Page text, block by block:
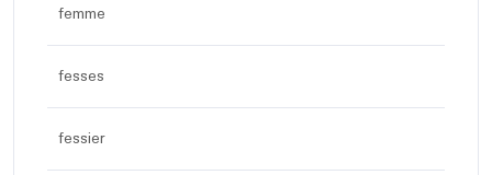
femme
fesses
fessier